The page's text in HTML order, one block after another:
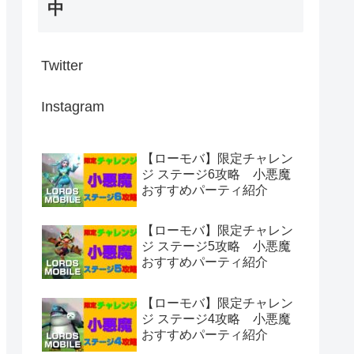
中
Twitter
Instagram
【ローモバ】限定チャレン
ジ ステージ6攻略 小悪魔
おすすめパーティ紹介
【ローモバ】限定チャレン
ジ ステージ5攻略 小悪魔
おすすめパーティ紹介
【ローモバ】限定チャレン
ジ ステージ4攻略 小悪魔
おすすめパーティ紹介